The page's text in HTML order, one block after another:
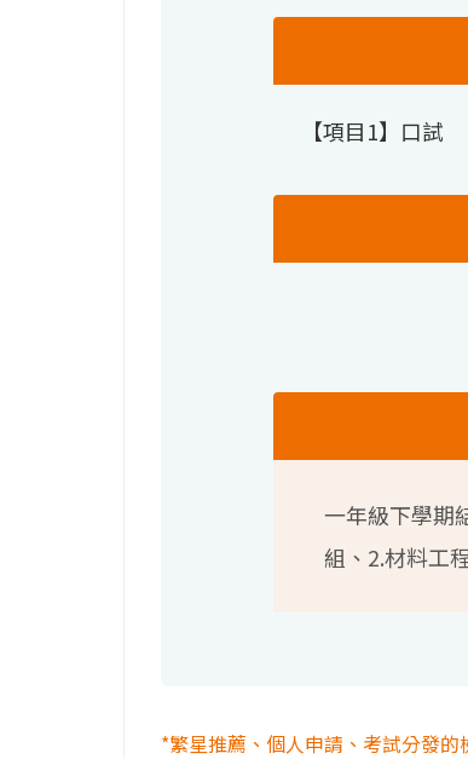
【項目1】口試
一年級下學期
組、2.材料工
*繁星推薦、個人申請、考試分發